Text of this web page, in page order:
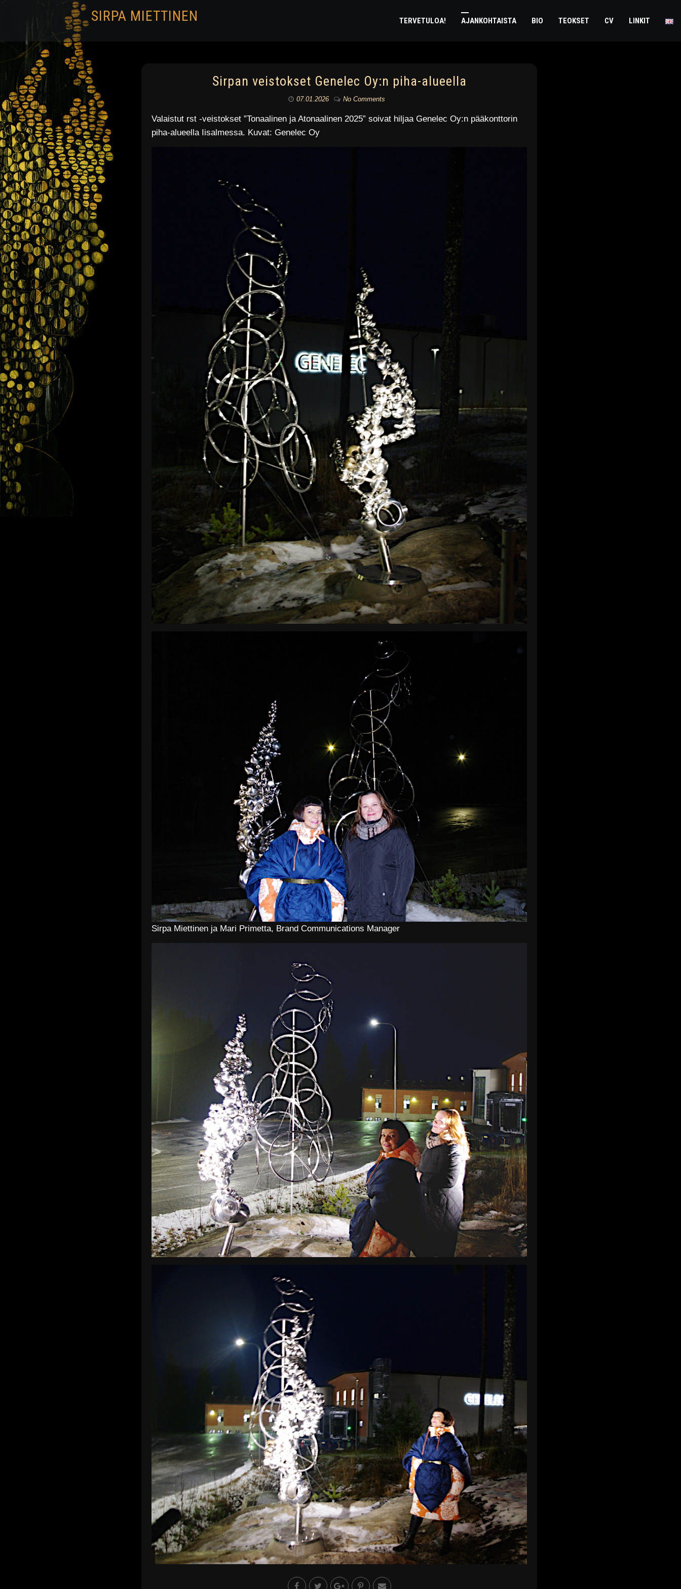
SIRPA MIETTINEN TERVETULOA! AJANKOHTAISTA BIO TEOKSET CV LINKIT
Sirpan veistokset Genelec Oy:n piha-alueella
07.01.2026 No Comments
Valaistut rst -veistokset ”Tonaalinen ja Atonaalinen 2025” soivat hiljaa Genelec Oy:n pääkonttorin
piha-alueella Iisalmessa. Kuvat: Genelec Oy
Sirpa Miettinen ja Mari Primetta, Brand Communications Manager